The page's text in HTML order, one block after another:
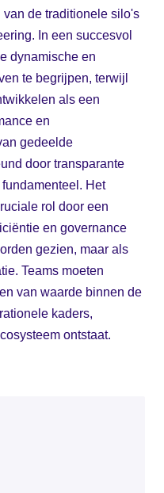
de traditionele silo's
In een succesvol
dynamische en
te begrijpen, terwijl
als een
en
gedeelde
door transparante
Het
rol door een
en governance
gezien, maar als
Teams moeten
van waarde binnen de
kaders,
ontstaat.